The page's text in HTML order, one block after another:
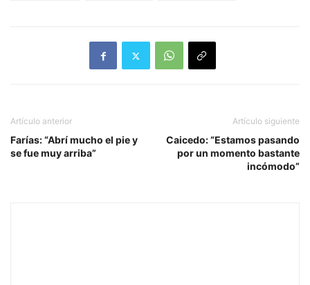
Artículo anterior
Farías: “Abrí mucho el pie y
se fue muy arriba”
Artículo siguiente
Caicedo: “Estamos pasando
por un momento bastante
incómodo”